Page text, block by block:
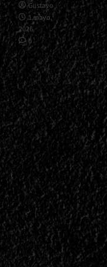
Gustavo
1 mayo,
2026
0